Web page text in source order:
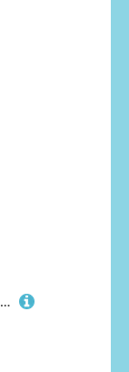
Halloween-Zombie-Schulmädchen für Damen, Größe S, Schwarz und Schottenkaro, blutbefleckt, Schuluniform mit zerfetzten Kanten, Halloween-Kostüm für Erwachsene